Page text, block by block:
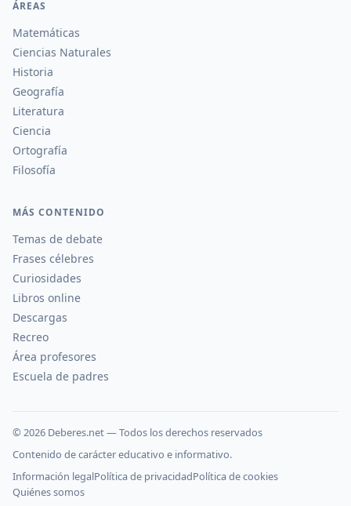
ÁREAS
Matemáticas
Ciencias Naturales
Historia
Geografía
Literatura
Ciencia
Ortografía
Filosofía
MÁS CONTENIDO
Temas de debate
Frases célebres
Curiosidades
Libros online
Descargas
Recreo
Área profesores
Escuela de padres
© 2026 Deberes.net — Todos los derechos reservados
Contenido de carácter educativo e informativo.
Información legalPolítica de privacidadPolítica de cookies
Quiénes somos